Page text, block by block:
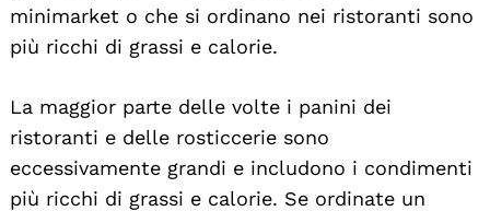
minimarket o che si ordinano nei ristoranti sono
più ricchi di grassi e calorie.
La maggior parte delle volte i panini dei
ristoranti e delle rosticcerie sono
eccessivamente grandi e includono i condimenti
più ricchi di grassi e calorie. Se ordinate un